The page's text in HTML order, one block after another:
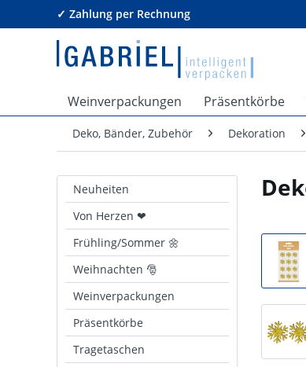
✓ Zahlung per Rechnung
Weinverpackungen Präsentkörbe
Deko, Bänder, Zubehör Dekoration
Neuheiten
Von Herzen ❤
Frühling/Sommer 🌼
Weihnachten 🎅
Weinverpackungen
Präsentkörbe
Tragetaschen